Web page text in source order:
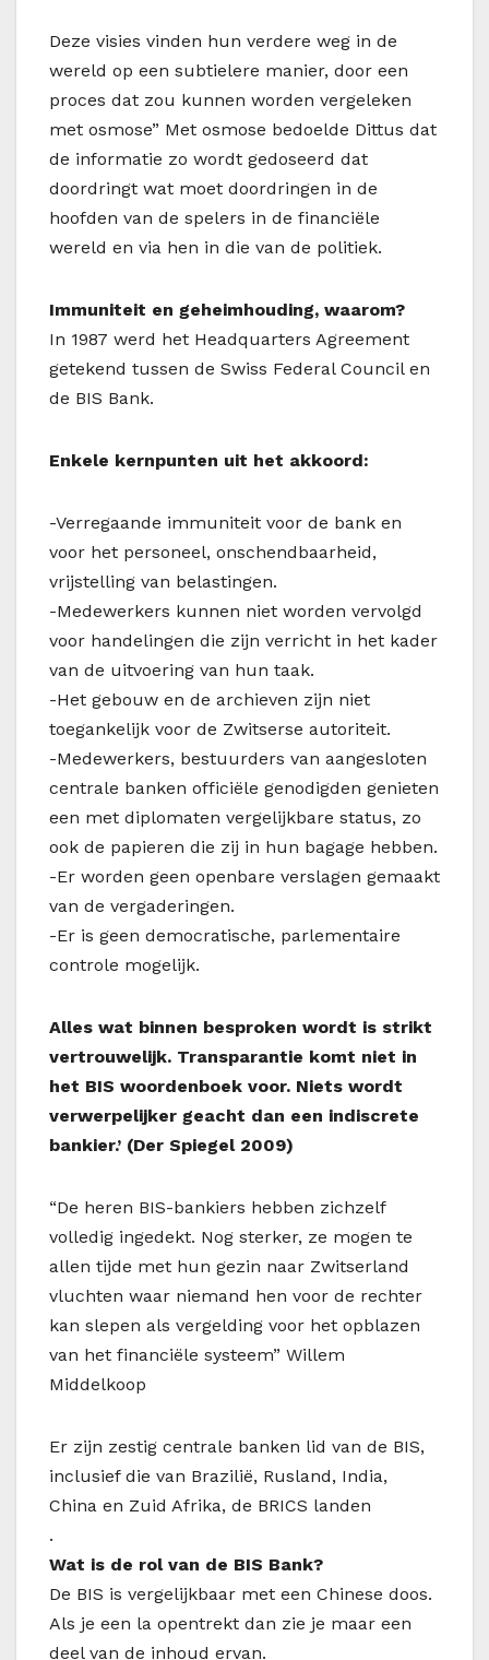
Deze visies vinden hun verdere weg in de
wereld op een subtielere manier, door een
proces dat zou kunnen worden vergeleken
met osmose” Met osmose bedoelde Dittus dat
de informatie zo wordt gedoseerd dat
doordringt wat moet doordringen in de
hoofden van de spelers in de financiële
wereld en via hen in die van de politiek.
Immuniteit en geheimhouding, waarom?
In 1987 werd het Headquarters Agreement
getekend tussen de Swiss Federal Council en
de BIS Bank.
Enkele kernpunten uit het akkoord:
-Verregaande immuniteit voor de bank en
voor het personeel, onschendbaarheid,
vrijstelling van belastingen.
-Medewerkers kunnen niet worden vervolgd
voor handelingen die zijn verricht in het kader
van de uitvoering van hun taak.
-Het gebouw en de archieven zijn niet
toegankelijk voor de Zwitserse autoriteit.
-Medewerkers, bestuurders van aangesloten
centrale banken officiële genodigden genieten
een met diplomaten vergelijkbare status, zo
ook de papieren die zij in hun bagage hebben.
-Er worden geen openbare verslagen gemaakt
van de vergaderingen.
-Er is geen democratische, parlementaire
controle mogelijk.
Alles wat binnen besproken wordt is strikt
vertrouwelijk. Transparantie komt niet in
het BIS woordenboek voor. Niets wordt
verwerpelijker geacht dan een indiscrete
bankier.’ (Der Spiegel 2009)
“De heren BIS-bankiers hebben zichzelf
volledig ingedekt. Nog sterker, ze mogen te
allen tijde met hun gezin naar Zwitserland
vluchten waar niemand hen voor de rechter
kan slepen als vergelding voor het opblazen
van het financiële systeem” Willem
Middelkoop
Er zijn zestig centrale banken lid van de BIS,
inclusief die van Brazilië, Rusland, India,
China en Zuid Afrika, de BRICS landen
.
Wat is de rol van de BIS Bank?
De BIS is vergelijkbaar met een Chinese doos.
Als je een la opentrekt dan zie je maar een
deel van de inhoud ervan.